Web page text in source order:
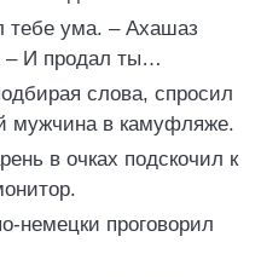
тебе ума. – Ахашаз
– И продал ты…
слова, спросил
мужчина в камуфляже.
в очках подскочил к
немецки проговорил